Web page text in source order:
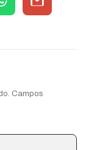
Campos